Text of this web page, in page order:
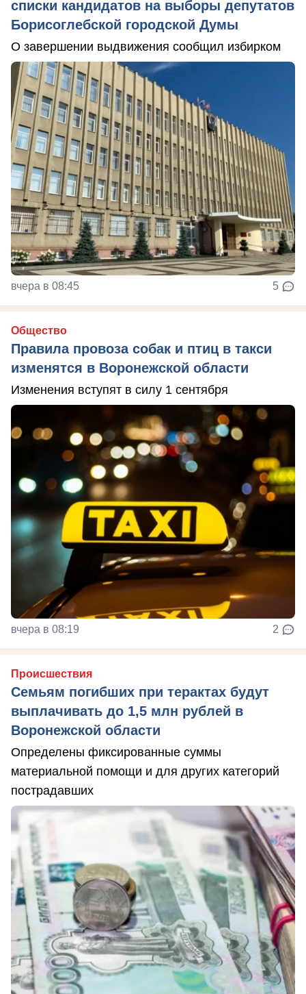
списки кандидатов на выборы депутатов
Борисоглебской городской Думы
О завершении выдвижения сообщил избирком
вчера в 08:45 5
Общество
Правила провоза собак и птиц в такси
изменятся в Воронежской области
Изменения вступят в силу 1 сентября
вчера в 08:19 2
Происшествия
Семьям погибших при терактах будут
выплачивать до 1,5 млн рублей в
Воронежской области
Определены фиксированные суммы
материальной помощи и для других категорий
пострадавших